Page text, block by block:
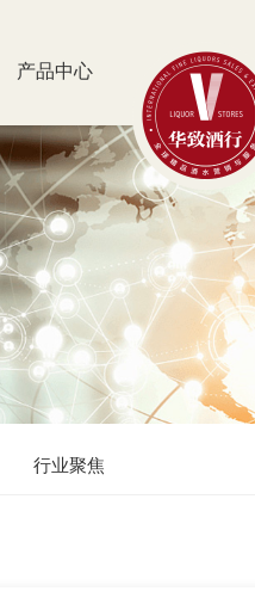
产品中心
行业聚焦